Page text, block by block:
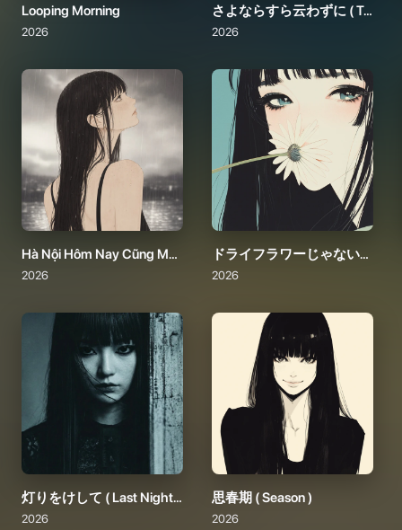
Looping Morning
2026
さよならすら云わずに ( Two Names, One Silence )
2026
Hà Nội Hôm Nay Cũng Mưa（ハノイはきょうも雨）
2026
ドライフラワーじゃない（Dried Flowers）
2026
灯りをけして ( Last Night, Stay Together )
2026
思春期 ( Season )
2026